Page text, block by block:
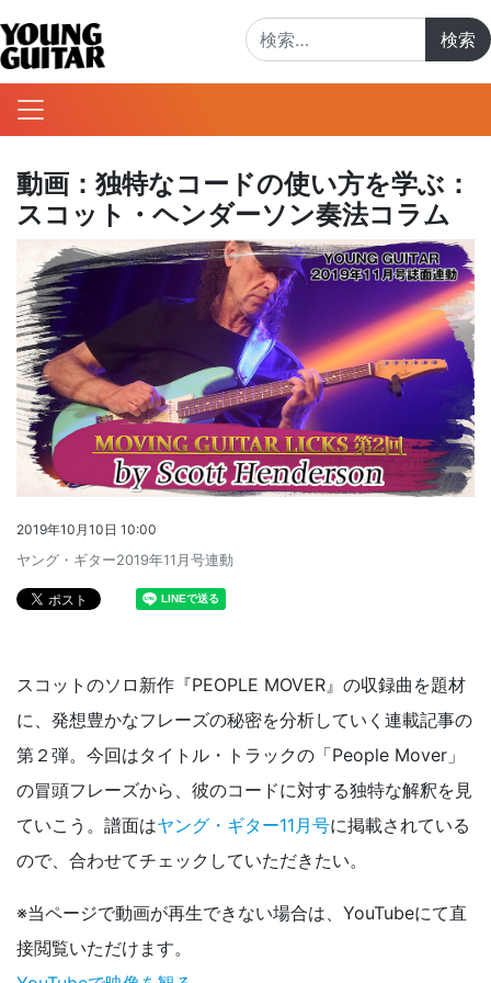
動画：独特なコードの使い方を学ぶ：
スコット・ヘンダーソン奏法コラム
2019年10月10日 10:00
ヤング・ギター2019年11月号連動
スコットのソロ新作『PEOPLE MOVER』の収録曲を題材
に、発想豊かなフレーズの秘密を分析していく連載記事の
第２弾。今回はタイトル・トラックの「People Mover」
の冒頭フレーズから、彼のコードに対する独特な解釈を見
ていこう。譜面はヤング・ギター11月号に掲載されている
ので、合わせてチェックしていただきたい。
※当ページで動画が再生できない場合は、YouTubeにて直
接閲覧いただけます。